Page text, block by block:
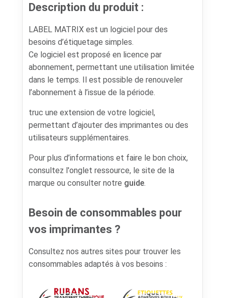
Description du produit :
LABEL MATRIX est un logiciel pour des
besoins d’étiquetage simples.
Ce logiciel est proposé en licence par
abonnement, permettant une utilisation limitée
dans le temps. Il est possible de renouveler
l’abonnement à l’issue de la période.
truc une extension de votre logiciel,
permettant d’ajouter des imprimantes ou des
utilisateurs supplémentaires.
Pour plus d’informations et faire le bon choix,
consultez l'onglet ressource, le site de la
marque ou consulter notre guide.
Besoin de consommables pour
vos imprimantes ?
Consultez nos autres sites pour trouver les
consommables adaptés à vos besoins :